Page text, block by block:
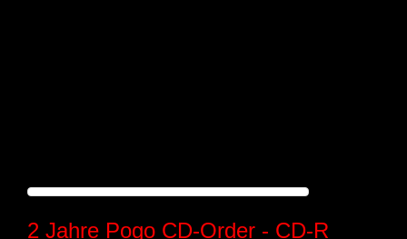
2 Jahre Pogo CD-Order - CD-R